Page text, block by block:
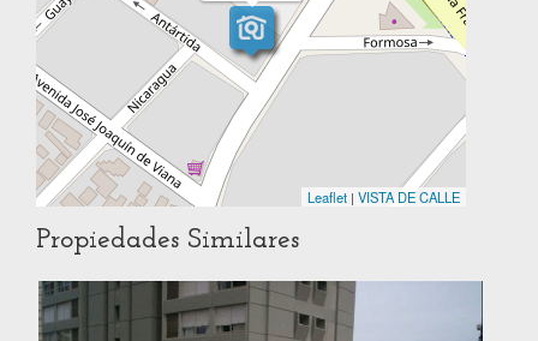
Leaflet | VISTA DE CALLE
Propiedades Similares